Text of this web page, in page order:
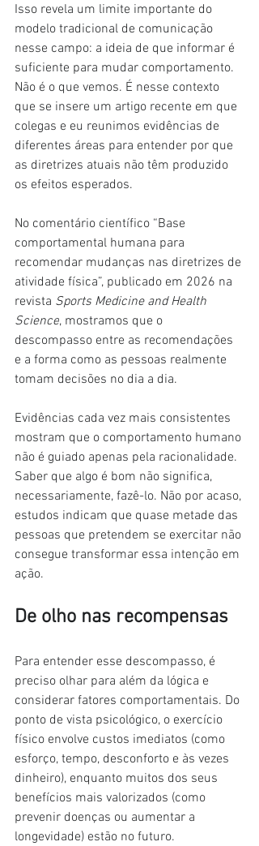
Isso revela um limite importante do
modelo tradicional de comunicação
nesse campo: a ideia de que informar é
suficiente para mudar comportamento.
Não é o que vemos. É nesse contexto
que se insere um artigo recente em que
colegas e eu reunimos evidências de
diferentes áreas para entender por que
as diretrizes atuais não têm produzido
os efeitos esperados.
No comentário científico “Base
comportamental humana para
recomendar mudanças nas diretrizes de
atividade física”, publicado em 2026 na
revista Sports Medicine and Health
Science, mostramos que o
descompasso entre as recomendações
e a forma como as pessoas realmente
tomam decisões no dia a dia.
Evidências cada vez mais consistentes
mostram que o comportamento humano
não é guiado apenas pela racionalidade.
Saber que algo é bom não significa,
necessariamente, fazê-lo. Não por acaso,
estudos indicam que quase metade das
pessoas que pretendem se exercitar não
consegue transformar essa intenção em
ação.
De olho nas recompensas
Para entender esse descompasso, é
preciso olhar para além da lógica e
considerar fatores comportamentais. Do
ponto de vista psicológico, o exercício
físico envolve custos imediatos (como
esforço, tempo, desconforto e às vezes
dinheiro), enquanto muitos dos seus
benefícios mais valorizados (como
prevenir doenças ou aumentar a
longevidade) estão no futuro.